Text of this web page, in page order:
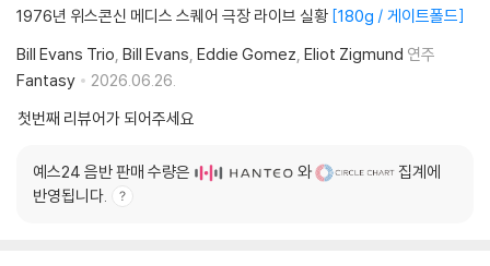
1976년 위스콘신 메디스 스퀘어 극장 라이브 실황 180g / 게이트폴드
Bill Evans Trio Bill Evans Eddie Gomez Eliot Zigmund 연주
Fantasy
2026.06.26.
첫번째 리뷰어가 되어주세요
예스24 음반 판매 수량은 와
집계에
반영됩니다.